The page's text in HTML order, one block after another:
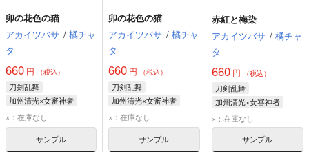
卯の花色の猫
アカイツバサ / 橘チャ
タ
660 円 （税込）
刀剣乱舞
加州清光×女審神者
加州清光
×：在庫なし
サンプル
卯の花色の猫
アカイツバサ / 橘チャ
タ
660 円 （税込）
刀剣乱舞
加州清光×女審神者
加州清光
×：在庫なし
サンプル
赤紅と梅染
アカイツバサ / 橘チャ
タ
660円 （税込）
刀剣乱舞
加州清光×女審神者
加州清光
×：在庫なし
サンプル